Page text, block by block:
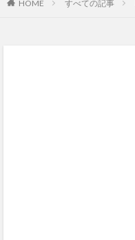
HOME すべての記事